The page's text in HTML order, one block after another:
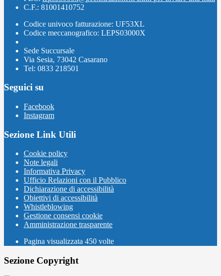
C.F.: 81001410752
Codice univoco fatturazione: UF53XL
Codice meccanografico: LEPS03000X
Sede Succursale
Via Sesia, 73042 Casarano
Tel: 0833 218501
Seguici su
Facebook
Instagram
Sezione Link Utili
Cookie policy
Note legali
Informativa Privacy
Ufficio Relazioni con il Pubblico
Dichiarazione di accessibilità
Obiettivi di accessibilità
Whistleblowing
Gestione consensi cookie
Amministrazione trasparente
Pagina visualizzata 450 volte
Sezione Copyright